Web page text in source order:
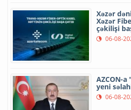
Xəzər
Xəzər
çəkilişi
06-08-
AZCON-
yeni
06-08-